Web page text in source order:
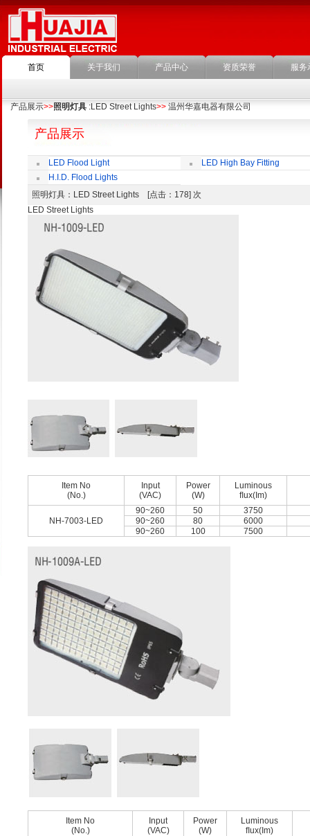
首页 关于我们 产品中心 资质荣誉 服务
产品展示>>照明灯具 :LED Street Lights>> 温州华嘉电器有限公司
产品展示
LED Flood Light
LED High Bay Fitting
H.I.D. Flood Lights
照明灯具 ：LED Street Lights [点击：178] 次
LED Street Lights
Item No
(No.)
Input
(VAC)
Power
(W)
Luminous
ﬂux(Im)
NH-7003-LED
90~260 50
3750
90~260
80
6000
90~260
100 7500
Item No
(No.)
Input
(VAC)
Power
(W)
Luminous
ﬂux(Im)